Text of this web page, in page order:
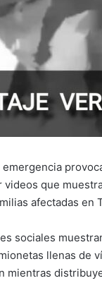
emergencia
videos que
afectadas en
sociales
llenas
mientras